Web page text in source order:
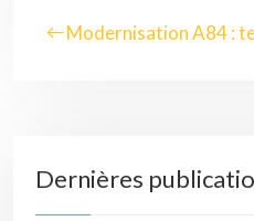
Modernisation A84 :
Dernières